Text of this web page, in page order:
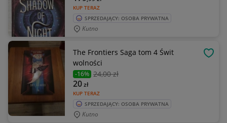
KUP TERAZ
SPRZEDAJĄCY: OSOBA PRYWATNA
Kutno
The Frontiers Saga tom 4 Świt
wolności
-16% 24,00 zł
KUP TERAZ
20zł
SPRZEDAJĄCY: OSOBA PRYWATNA
Kutno